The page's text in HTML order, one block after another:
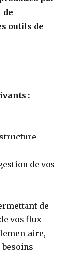
de
outils de
:
de vos
de
vos flux
besoins